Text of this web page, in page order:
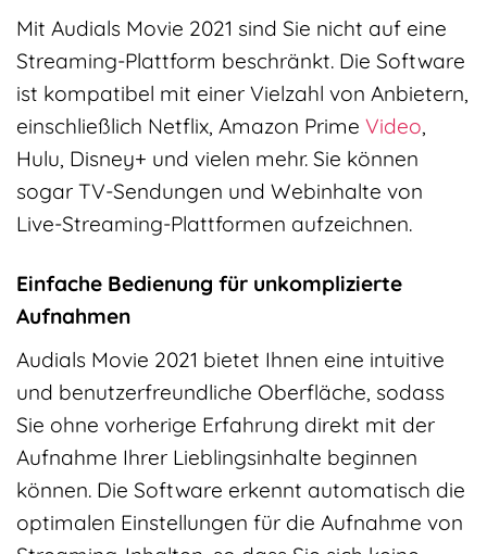
Mit Audials Movie 2021 sind Sie nicht auf eine
Streaming-Plattform beschränkt. Die Software
ist kompatibel mit einer Vielzahl von Anbietern,
einschließlich Netflix, Amazon Prime Video,
Hulu, Disney+ und vielen mehr. Sie können
sogar TV-Sendungen und Webinhalte von
Live-Streaming-Plattformen aufzeichnen.
Einfache Bedienung für unkomplizierte
Aufnahmen
Audials Movie 2021 bietet Ihnen eine intuitive
und benutzerfreundliche Oberfläche, sodass
Sie ohne vorherige Erfahrung direkt mit der
Aufnahme Ihrer Lieblingsinhalte beginnen
können. Die Software erkennt automatisch die
optimalen Einstellungen für die Aufnahme von